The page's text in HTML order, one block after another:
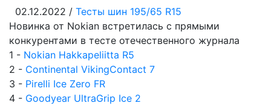
02.12.2022 / Тесты шин 195/65 R15
Новинка от Nokian встретилась с прямыми
конкурентами в тесте отечественного журнала
1 - Nokian Hakkapeliitta R5
2 - Continental VikingContact 7
3 - Pirelli Ice Zero FR
4 - Goodyear UltraGrip Ice 2